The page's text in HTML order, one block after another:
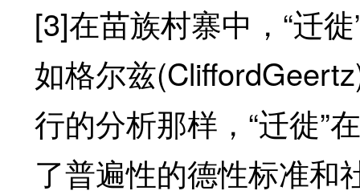
[3]在苗族村寨中，“迁
如格尔兹
行的分析那样，“迁徙”
了普遍性的德性标准和